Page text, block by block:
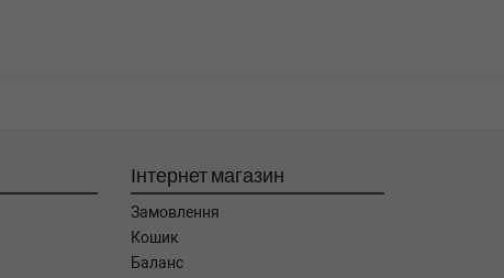
Інтернет магазин
Замовлення
Кошик
Баланс